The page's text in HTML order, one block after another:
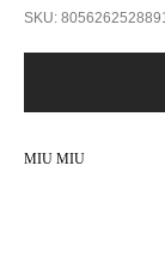
SKU:
MIU MIU